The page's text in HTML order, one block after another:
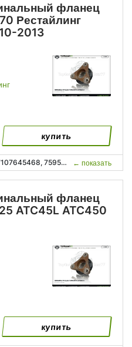
фланец
Рестайлинг
2013
купить
27 10 7 595 650, 27 10 7 645 468; ← показать
фланец
ATC45L ATC450
купить